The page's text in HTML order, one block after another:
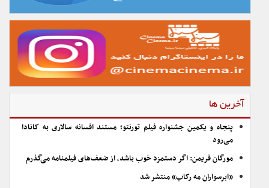
آخرین ها
پنجاه و یکمین جشنواره فیلم تورنتو؛ مستند افسانه سالاری به کانادا
می‌رود
مورگان فریمن: اگر دستمزد خوب باشد، از ضعف‌های فیلمنامه می‌گذرم
«ابرسواران مه رکاب» منتشر شد